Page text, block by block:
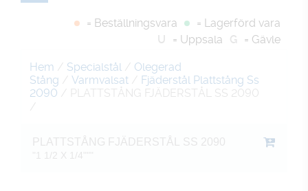
= Beställningsvara
= Lagerförd vara
U
= Uppsala G = Gävle
Hem / Specialstål / Olegerad
Stång / Varmvalsat / Fjäderstål Plattstång Ss
2090 / PLATTSTÅNG FJÄDERSTÅL SS 2090
/
PLATTSTÅNG FJÄDERSTÅL SS 2090
"1 1/2 X 1/4"""